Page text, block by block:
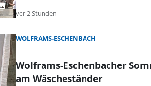
vor 2 Stunden
WOLFRAMS-ESCHENBACH
Wolframs-Eschenbacher
am Wäscheständer